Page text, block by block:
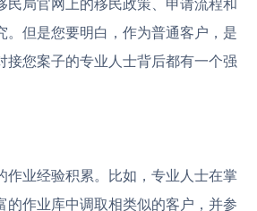
局官网上的移民政策、申请流程和
但是您要明白，作为普通客户，是
您案子的专业人士背后都有一个强
作业经验积累。比如，专业人士在掌
作业库中调取相类似的客户，并参